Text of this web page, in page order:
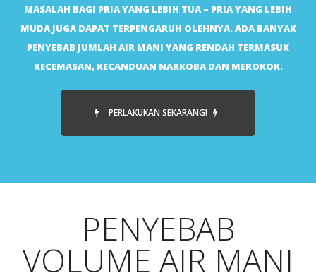
MASALAH BAGI PRIA YANG LEBIH TUA – PRIA YANG LEBIH
MUDA JUGA DAPAT TERPENGARUH OLEHNYA. ADA BANYAK
PENYEBAB JUMLAH AIR MANI YANG RENDAH TERMASUK
KECEMASAN, KECANDUAN NARKOBA DAN MEROKOK.
PERLAKUKAN SEKARANG!
PENYEBAB
VOLUME AIR MANI